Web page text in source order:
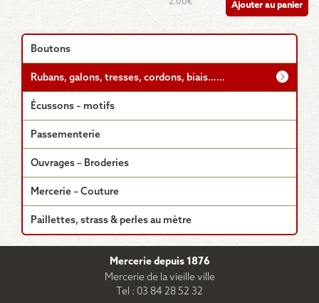
Ajouter au panier
Boutons
Rubans, galons, tresses, cordons, biais……
Écussons – motifs
Passementerie
Ouvrages – Broderies
Mercerie – Couture
Paillettes, strass & perles au mètre
Mercerie depuis 1876
Mercerie de la vieille ville
Tel : 03 84 28 52 32